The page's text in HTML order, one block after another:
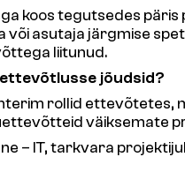
koos tegutsedes päris
asutaja järgmise
liitunud.
jõudsid?
rollid
väiksemate
– IT, tarkvara